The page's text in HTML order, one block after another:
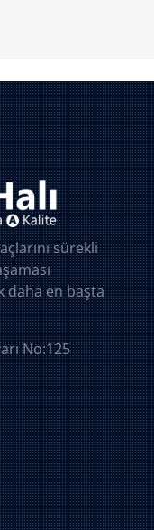
sürekli
daha en başta
No:125